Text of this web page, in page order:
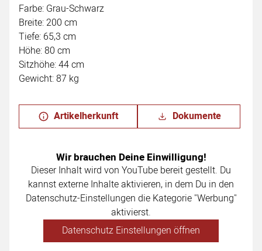
Farbe: Grau-Schwarz
Breite: 200 cm
Tiefe: 65,3 cm
Höhe: 80 cm
Sitzhöhe: 44 cm
Gewicht: 87 kg
Artikelherkunft Dokumente
Wir brauchen Deine Einwilligung!
Dieser Inhalt wird von YouTube bereit gestellt. Du
kannst externe Inhalte aktivieren, in dem Du in den
Datenschutz-Einstellungen die Kategorie "Werbung"
aktivierst.
Datenschutz Einstellungen öffnen